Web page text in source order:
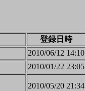
登録日時
2010/06/12 14:10
2010/01/22 23:05
2010/05/20 21:34